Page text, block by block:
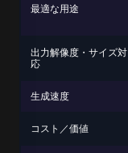
最適な用途
出力解像度・サイズ対
応
生成速度
コスト／価値